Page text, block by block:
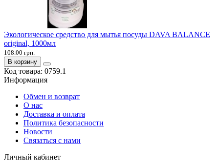
Экологическое средство для мытья посуды DAVA BALANCE
original, 1000мл
108.00 грн.
В корзину
Код товара: 0759.1
Информация
Обмен и возврат
О нас
Доставка и оплата
Политика безопасности
Новости
Связаться с нами
Личный кабинет